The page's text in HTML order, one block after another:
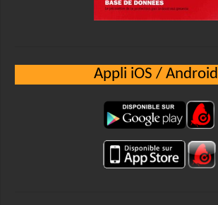
Appli iOS / Android